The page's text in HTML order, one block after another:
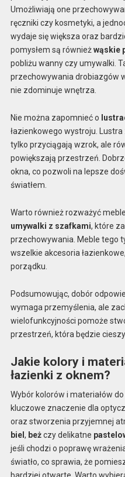
Umożliwiają one
ręczniki czy kosmetyki, a
wydaje się większa oraz
pomysłem są równieżwąskie
pobliżu wanny czy umywalki.
przechowywania drobiazgów
nie zdominuje wnętrza.
Nie można zapomnieć o
łazienkowego wystroju.
tylko przyciągają wzrok, ale
powiększają przestrzeń.
okna, co pozwoli na lepsze
światłem.
Warto również rozważyć
umywalki z szafkami, które
przechowywania. Meble tego
wszelkie akcesoria
porządku.
Podsumowując, dobór
wymaga przemyślenia, ale
wielofunkcyjności pomoże
przestrzeń, która będzie
Jakie kolory i
łazienki z oknem?
Wybór kolorów i materiałów
kluczowe znaczenie dla
oraz stworzenia przyjemnej
biel , beżczy delikatne
jeśli chodzi o poprawę
światło, co sprawia, że